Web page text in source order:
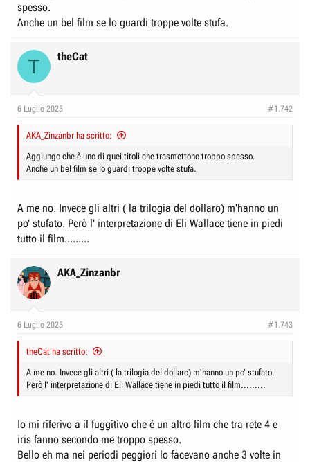
D
s
u
s
s
n
spesso.
Anche un bel film se lo guardi troppe volte stufa.
T theCat
6 Luglio 2025 #1.742
AKA_Zinzanbr ha scritto:
Aggiungo che è uno di quei titoli che trasmettono troppo spesso.
Anche un bel film se lo guardi troppe volte stufa.
A me no. Invece gli altri ( la trilogia del dollaro) m'hanno un
po' stufato. Però l' interpretazione di Eli Wallace tiene in piedi
tutto il film.........
AKA_Zinzanbr
6 Luglio 2025 #1.743
theCat ha scritto:
A me no. Invece gli altri ( la trilogia del dollaro) m'hanno un po' stufato.
Però l' interpretazione di Eli Wallace tiene in piedi tutto il film.........
Io mi riferivo a il fuggitivo che è un altro film che tra rete 4 e
iris fanno secondo me troppo spesso.
Bello eh ma nei periodi peggiori lo facevano anche 3 volte in